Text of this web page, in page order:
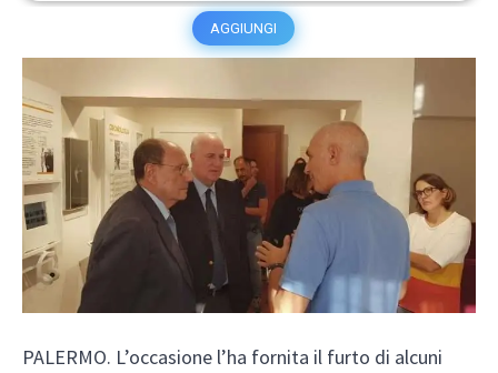
AGGIUNGI
PALERMO. L’occasione l’ha fornita il furto di alcuni